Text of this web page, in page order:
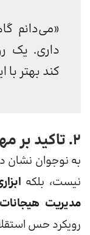
«می‌دانم
داری. یک
کند بهتر
۲. تاکید بر مهارت‌آموزی و رشد شخصی
به نوجوان نشان
نیست، بلکه
مدیریت
رویکرد حس